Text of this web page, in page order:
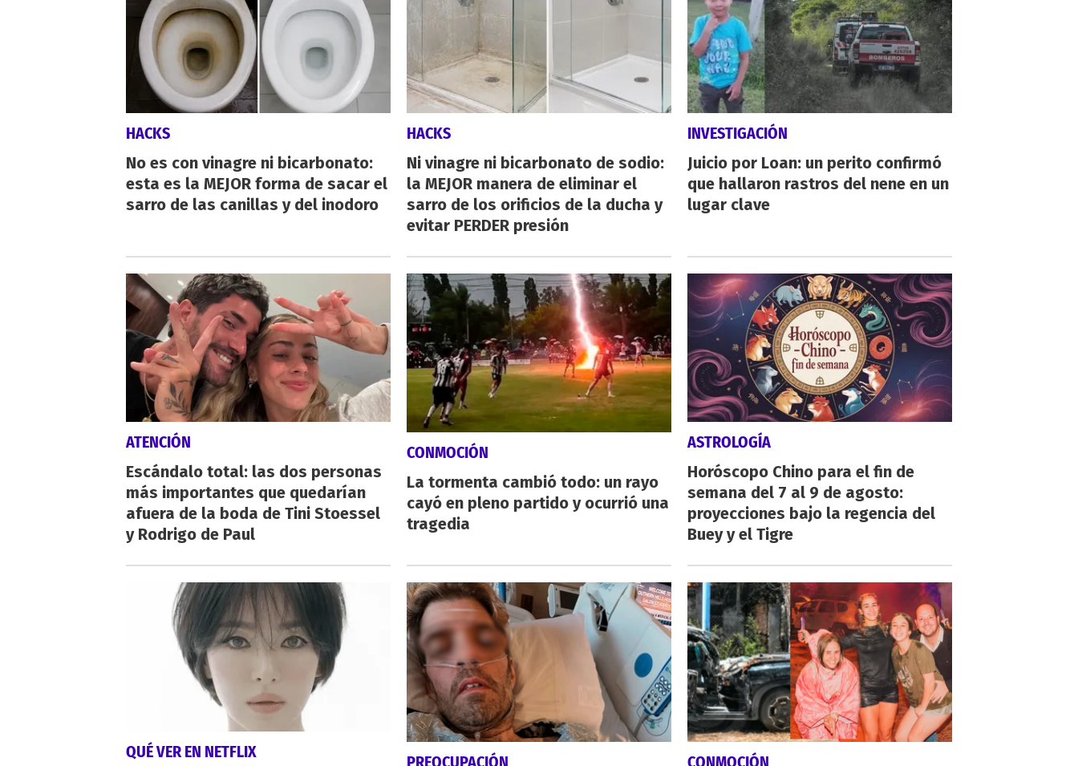
HACKS
No es con vinagre ni bicarbonato:
esta es la MEJOR forma de sacar el
sarro de las canillas y del inodoro
HACKS
Ni vinagre ni bicarbonato de sodio:
la MEJOR manera de eliminar el
sarro de los orificios de la ducha y
evitar PERDER presión
INVESTIGACIÓN
Juicio por Loan: un perito confirmó
que hallaron rastros del nene en un
lugar clave
ATENCIÓN
Escándalo total: las dos personas
más importantes que quedarían
afuera de la boda de Tini Stoessel
y Rodrigo de Paul
CONMOCIÓN
La tormenta cambió todo: un rayo
cayó en pleno partido y ocurrió una
tragedia
ASTROLOGÍA
Horóscopo Chino para el fin de
semana del 7 al 9 de agosto:
proyecciones bajo la regencia del
Buey y el Tigre
QUÉ VER EN NETFLIX
PREOCUPACIÓN CONMOCIÓN